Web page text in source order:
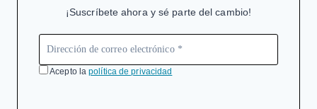
¡Suscríbete ahora y sé parte del cambio!
Acepto lapolítica de privacidad